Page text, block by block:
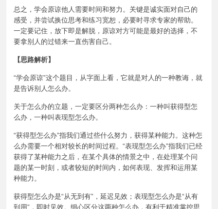
总之，学会原谅他人需要时间和努力。关键是诚实面对自己的
感受，并尝试换位思考和练习宽恕，必要时寻求专家的帮助。
一定要记住，放下即是解脱，原谅对方可能是最好的选择，不
要拿别人的过错来一直伤害自己。
【思路解析】
“学会原谅”这个题目，从字面上看，它就是对人的一种教诲，就
是告诉别人怎么办。
关于怎么办的立题，一定要区分两种怎么办：一种叫获得型怎
么办，一种叫表现型怎么办。
“获得型怎么办”指我们通过些什么努力，获得某种能力。这种怎
么办需要一个相对较长的时间过程。“表现型怎么办”指我们已经
获得了某种能力之后，在某个具体的情景之中，在处理某个问
题的某一时刻，或者较短的时间内，如何表现、发挥和运用某
种能力。
获得型怎么办是“从无到有”，延迟见效；表现型怎么办是“从有
到用”，即时见效。细心区分这两种怎么办，有利于精准掌控思